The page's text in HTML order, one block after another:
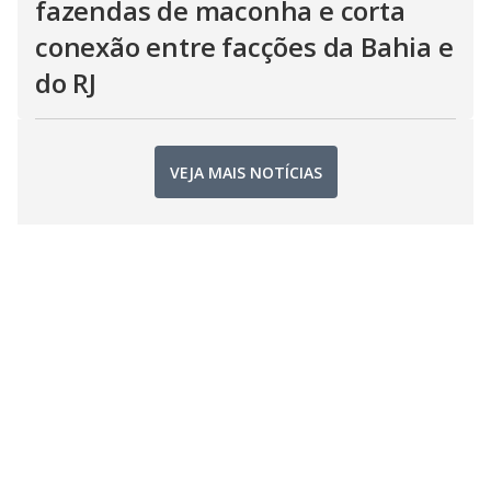
fazendas de maconha e corta
conexão entre facções da Bahia e
do RJ
VEJA MAIS NOTÍCIAS